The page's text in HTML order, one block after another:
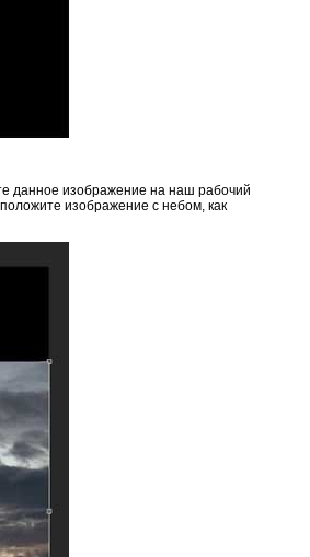
данное изображение на наш рабочий
изображение с небом, как